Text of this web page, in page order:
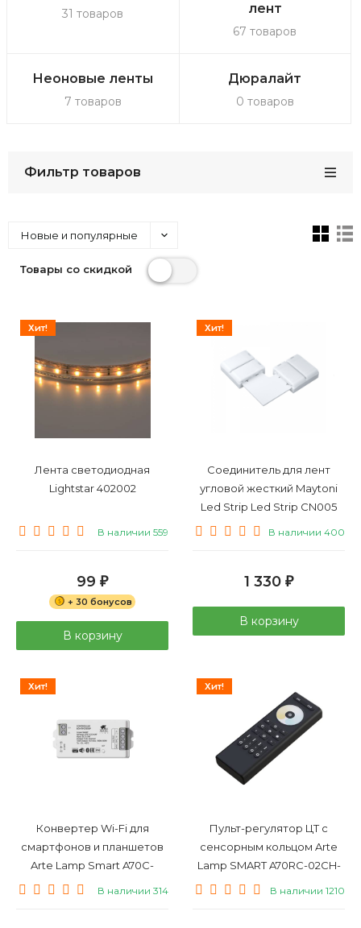
31 товаров
лент
67 товаров
Неоновые ленты
7 товаров
Дюралайт
0 товаров
Фильтр товаров
Новые и популярные
Товары со скидкой
Хит!
Лента светодиодная
Lightstar 402002
В наличии 559
99 ₽
+ 30 бонусов
В корзину
Хит!
Соединитель для лент
угловой жесткий Maytoni
Led Strip Led Strip CN005
В наличии 400
1 330 ₽
В корзину
Хит!
Конвертер Wi-Fi для
смартфонов и планшетов
Arte Lamp Smart A70C-
02CH-WF
В наличии 314
Хит!
Пульт-регулятор ЦТ с
сенсорным кольцом Arte
Lamp SMART A70RC-02CH-
В наличии 1210